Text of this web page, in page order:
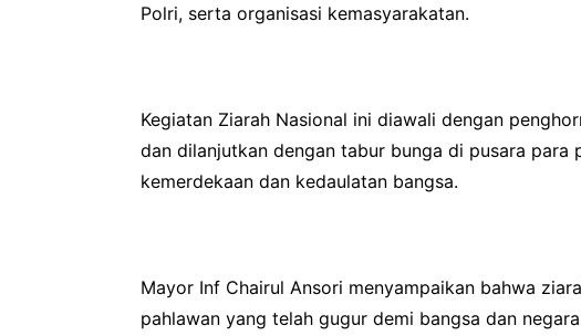
Polri, serta organisasi kemasyarakatan.
Kegiatan Ziarah Nasional ini diawali dengan
dan dilanjutkan dengan tabur bunga di pusara para
kemerdekaan dan kedaulatan bangsa.
Mayor Inf Chairul Ansori menyampaikan bahwa
pahlawan yang telah gugur demi bangsa dan